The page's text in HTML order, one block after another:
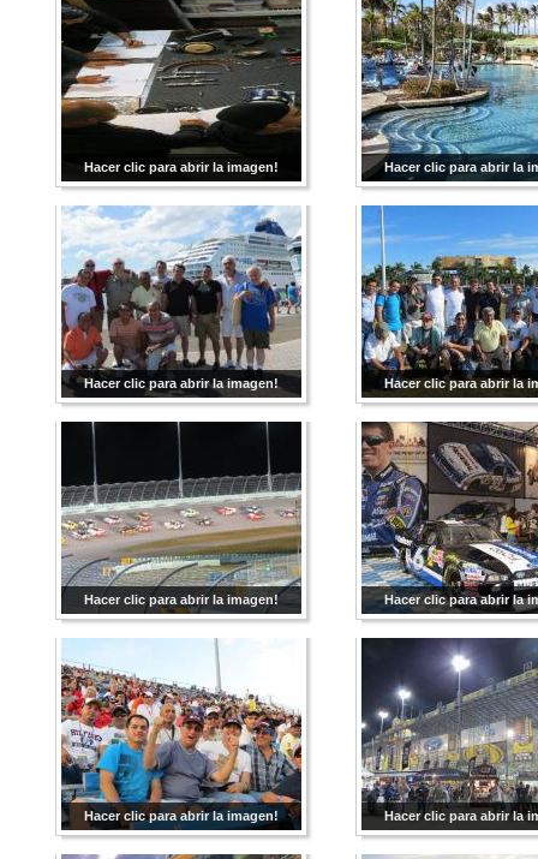
Hacer clic para abrir la imagen! Hacer clic para abrir la
Hacer clic para abrir la imagen! Hacer clic para abrir la
Hacer clic para abrir la imagen! Hacer clic para abrir la
Hacer clic para abrir la imagen! Hacer clic para abrir la